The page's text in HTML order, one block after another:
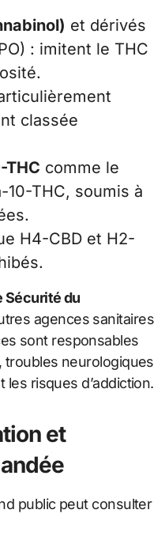
et dérivés
: imitent le THC
classée
THC comme le
THC, soumis à
H4-CBD et H2-
Sécurité du
agences sanitaires
sont responsables
troubles neurologiques
risques d’addiction.
et
public peut consulter